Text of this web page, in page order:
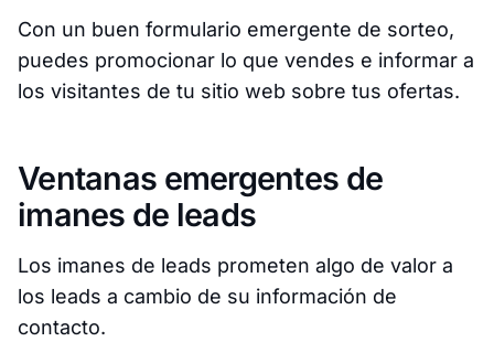
Con un buen formulario emergente de sorteo,
puedes promocionar lo que vendes e informar a
los visitantes de tu sitio web sobre tus ofertas.
Ventanas emergentes de
imanes de leads
Los imanes de leads prometen algo de valor a
los leads a cambio de su información de
contacto.